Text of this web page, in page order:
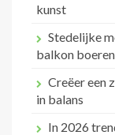
kunst
Stedelijke
balkon boeren
Creëer een
in balans
In 2026